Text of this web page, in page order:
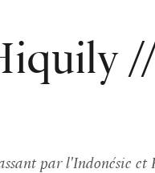
par l'Indonésie